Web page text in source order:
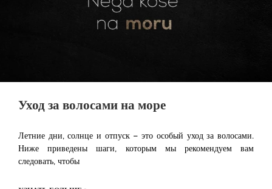
Уход за волосами на море
Летние дни, солнце и отпуск – это особый уход за волосами.
Ниже приведены шаги, которым мы рекомендуем вам
следовать, чтобы